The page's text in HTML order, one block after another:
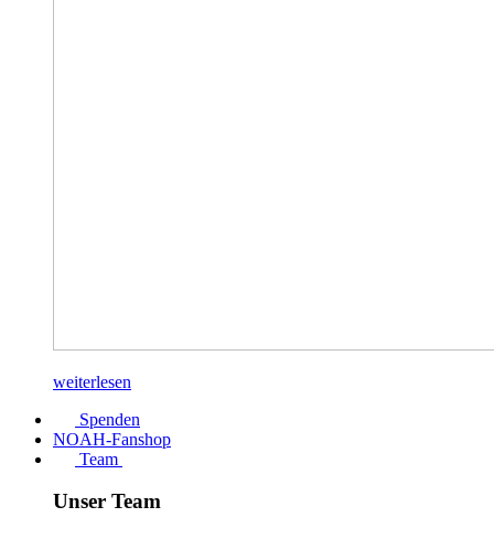
weiterlesen
Spenden
NOAH-Fanshop
Team
Unser Team